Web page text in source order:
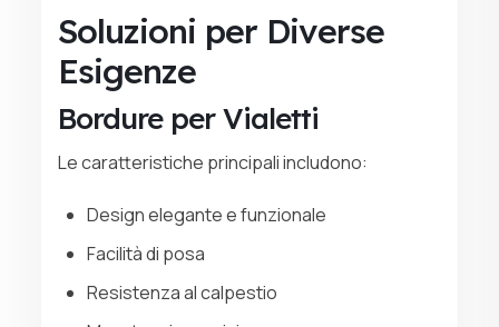
Soluzioni per Diverse
Esigenze
Bordure per Vialetti
Le caratteristiche principali includono:
Design elegante e funzionale
Facilità di posa
Resistenza al calpestio